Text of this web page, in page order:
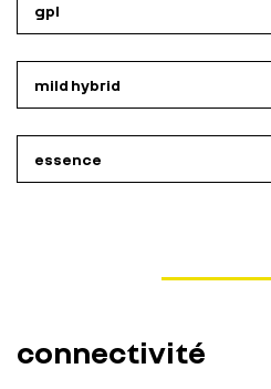
gpl
mild hybrid
essence
connectivité